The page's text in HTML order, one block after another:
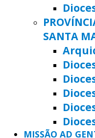
SANTA
MISSÃO AD